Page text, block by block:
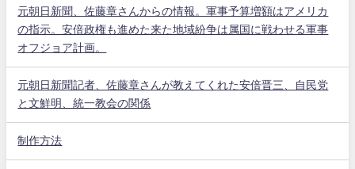
元朝日新聞、佐藤章さんからの情報。軍事予算増額はアメリカ
の指示。安倍政権も進めた来た地域紛争は属国に戦わせる軍事
オフジョア計画。
元朝日新聞記者、佐藤章さんが教えてくれた安倍晋三、自民党
と文鮮明、統一教会の関係
制作方法